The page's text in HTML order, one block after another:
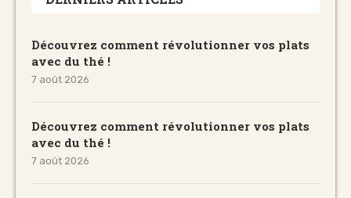
Découvrez comment révolutionner vos plats
avec du thé !
7 août 2026
Découvrez comment révolutionner vos plats
avec du thé !
7 août 2026